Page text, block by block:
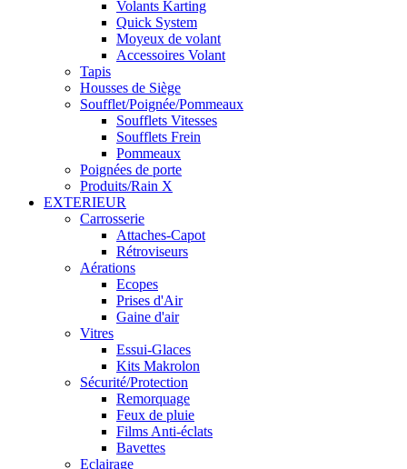
Volants Karting
Quick System
Moyeux de volant
Accessoires Volant
Tapis
Housses de Siège
Soufflet/Poignée/Pommeaux
Soufflets Vitesses
Soufflets Frein
Pommeaux
Poignées de porte
Produits/Rain X
EXTERIEUR
Carrosserie
Attaches-Capot
Rétroviseurs
Aérations
Ecopes
Prises d'Air
Gaine d'air
Vitres
Essui-Glaces
Kits Makrolon
Sécurité/Protection
Remorquage
Feux de pluie
Films Anti-éclats
Bavettes
Eclairage